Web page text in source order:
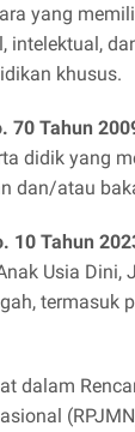
yang
intelektual,
khusus.
70 Tahun
didik yang
dan/atau
10 Tahun
Usia Dini,
termasuk
dalam